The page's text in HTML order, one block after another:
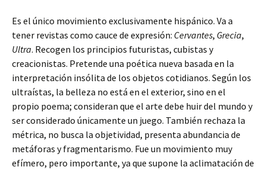
Es el único movimiento exclusivamente hispánico. Va a
tener revistas como cauce de expresión: Cervantes, Grecia,
Ultra. Recogen los principios futuristas, cubistas y
creacionistas. Pretende una poética nueva basada en la
interpretación insólita de los objetos cotidianos. Según los
ultraístas, la belleza no está en el exterior, sino en el
propio poema; consideran que el arte debe huir del mundo y
ser considerado únicamente un juego. También rechaza la
métrica, no busca la objetividad, presenta abundancia de
metáforas y fragmentarismo. Fue un movimiento muy
efímero, pero importante, ya que supone la aclimatación de